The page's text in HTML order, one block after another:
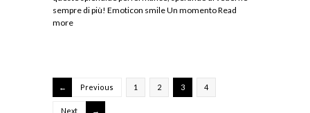
sempre di più! Emoticon smile Un momentoRead
more
Previous 1 2 3 4
Next